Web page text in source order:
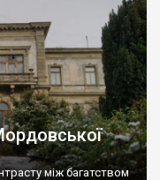
між багатством